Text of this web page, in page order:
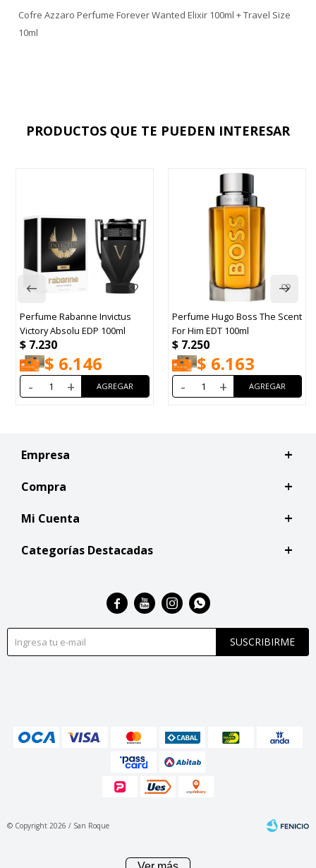
Cofre Azzaro Perfume Forever Wanted Elixir 100ml + Travel Size
10ml
PRODUCTOS QUE TE PUEDEN INTERESAR
Perfume Rabanne Invictus
Victory Absolu EDP 100ml
$ 7.230
$ 6.146
- +
Perfume Hugo Boss The Scent
For Him EDT 100ml
$ 7.250
$ 6.163
- +
Empresa
Compra
Mi Cuenta
Categorías Destacadas
SUSCRIBIRME
   
© Copyright 2026 / San Roque